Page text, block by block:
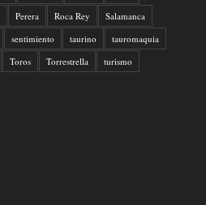
Perera Roca Rey
Salamanca
sentimiento taurino
tauromaquia
Toros Torrestrella
turismo